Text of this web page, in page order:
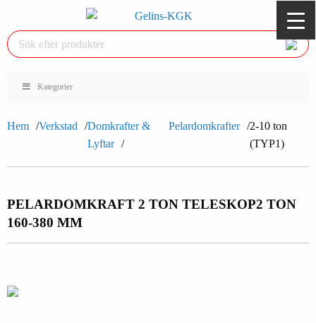
Kategorier
Hem Verkstad
Domkrafter &
Lyftar
Pelardomkrafter
2-10 ton
(TYP1)
PELARDOMKRAFT 2 TON TELESKOP2 TON
160-380 MM